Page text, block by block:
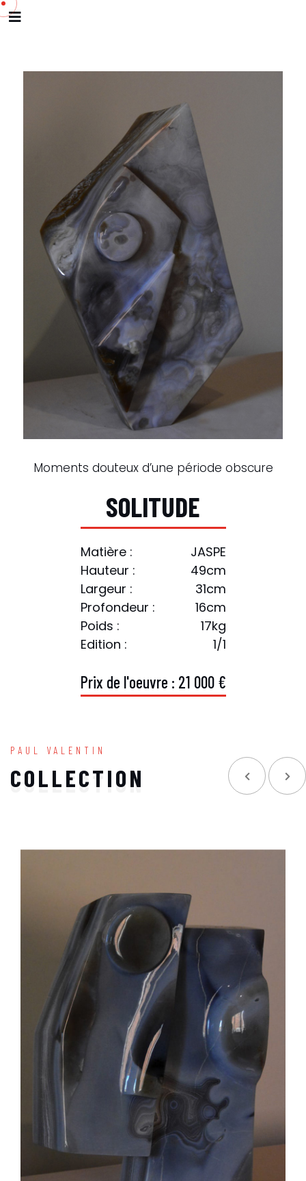
Moments douteux d’une période obscure
SOLITUDE
Matière :
JASPE
Hauteur :
49cm
Largeur :
31cm
Profondeur :
16cm
Poids :
17kg
Edition :
1/1
Prix de l'oeuvre : 21 000 €
PAUL VALENTIN
COLLECTION